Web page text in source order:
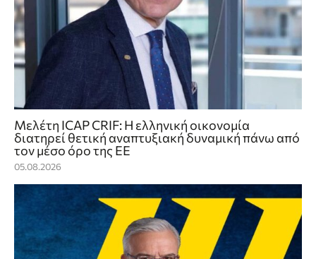
Μελέτη ICAP CRIF: Η ελληνική οικονομία
διατηρεί θετική αναπτυξιακή δυναμική πάνω από
τον μέσο όρο της ΕΕ
05.08.2026